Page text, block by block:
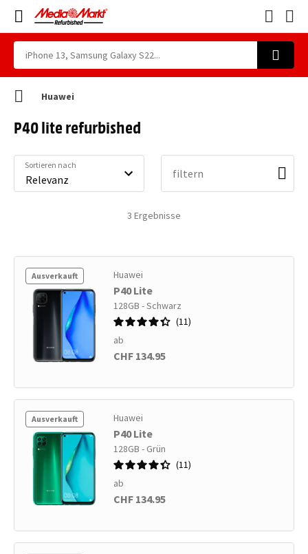
Huawei
P40 lite refurbished
3 Ergebnisse
Sortieren nach
filtern
Ausverkauft Huawei
P40 Lite
128GB - Schwarz
11
ab
CHF 134.95
Ausverkauft Huawei
P40 Lite
128GB - Grün
11
ab
CHF 134.95